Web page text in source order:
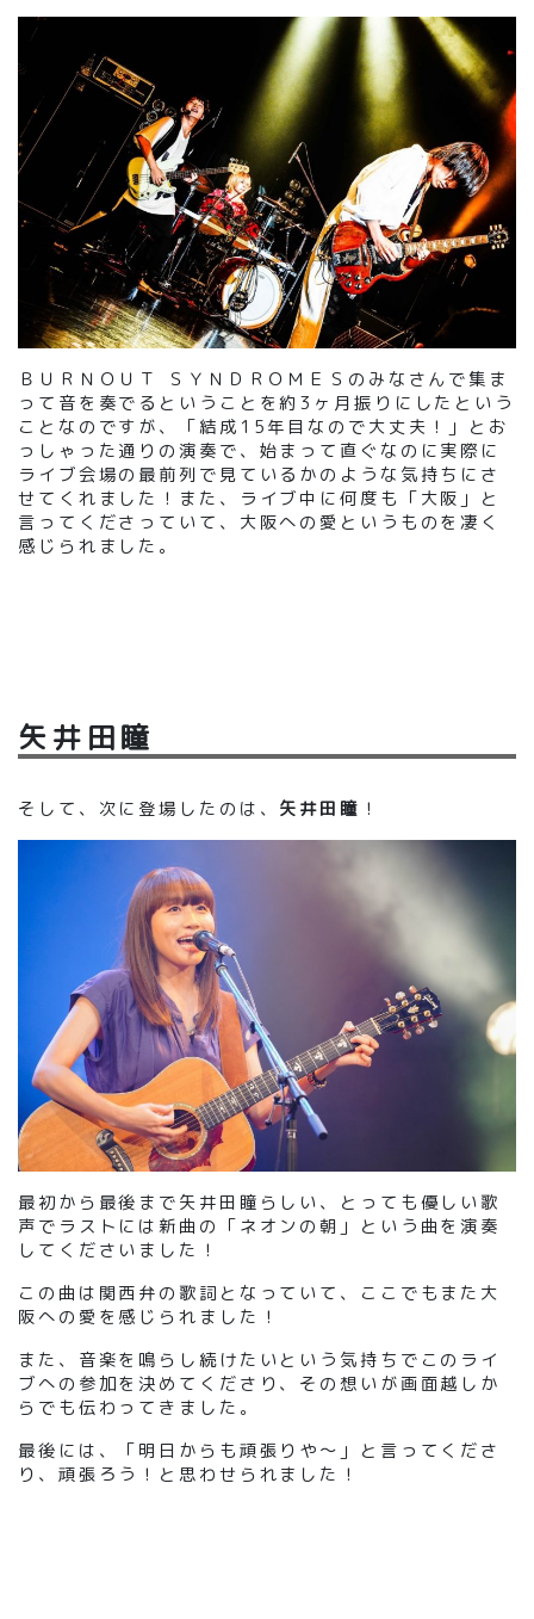
ＢＵＲＮＯＵＴ ＳＹＮＤＲＯＭＥＳのみなさんで集ま
って音を奏でるということを約3ヶ月振りにしたという
ことなのですが、「結成15年目なので大丈夫！」とお
っしゃった通りの演奏で、始まって直ぐなのに実際に
ライブ会場の最前列で見ているかのような気持ちにさ
せてくれました！また、ライブ中に何度も「大阪」と
言ってくださっていて、大阪への愛というものを凄く
感じられました。
矢井田瞳
そして、次に登場したのは、 矢井田瞳 ！
最初から最後まで矢井田瞳らしい、とっても優しい歌
声でラストには新曲の「ネオンの朝」という曲を演奏
してくださいました！
この曲は関西弁の歌詞となっていて、ここでもまた大
阪への愛を感じられました！
また、音楽を鳴らし続けたいという気持ちでこのライ
ブへの参加を決めてくださり、その想いが画面越しか
らでも伝わってきました。
最後には、「明日からも頑張りや〜」と言ってくださ
り、頑張ろう！と思わせられました！